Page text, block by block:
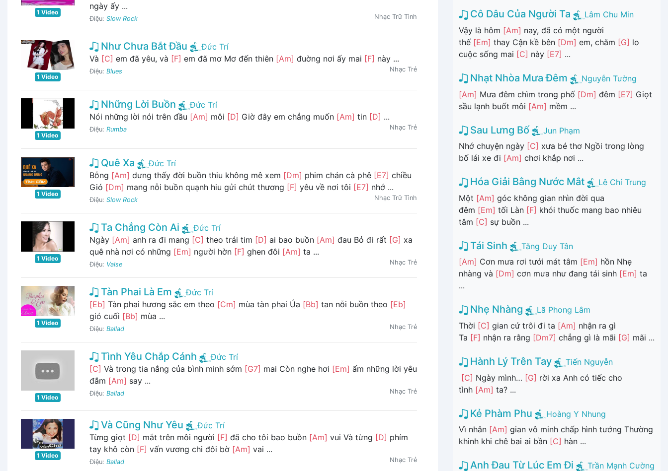
1 Video
ngày ấy ...
Điệu: Slow Rock Nhạc Trữ Tình
1 Video
Như Chưa Bắt Đầu
Đức Trí
Và [C] em đã yêu, và [F] em đã mơ Mơ đến thiên [Am] đuờng nơi ấy mai [F] này ...
Điệu: Blues Nhạc Trẻ
1 Video
Những Lời Buồn
Đức Trí
Nói những lời nói trên đầu [Am] môi [D] Giờ đây em chẳng muốn [Am] tin [D] ...
Điệu: Rumba Nhạc Trẻ
1 Video
Quê Xa
Đức Trí
Bỗng [Am] dưng thấy đời buồn thiu không mê xem [Dm] phim chán cà phê [E7] chiều
Gió [Dm] mang nỗi buồn quạnh hiu gửi chút thương [F] yêu về nơi tôi [E7] nhớ ...
Điệu: Slow Rock Nhạc Trữ Tình
1 Video
Ta Chẳng Còn Ai
Đức Trí
Ngày [Am] anh ra đi mang [C] theo trái tim [D] ai bao buồn [Am] đau Bỏ đi rất [G] xa
quê nhà nơi có những [Em] người hờn [F] ghen đôi [Am] ta ...
Điệu: Valse Nhạc Trẻ
1 Video
Tàn Phai Là Em
Đức Trí
[Eb] Tàn phai hương sắc em theo [Cm] mùa tàn phai Úa [Bb] tan nỗi buồn theo [Eb]
gió cuối [Bb] mùa ...
Điệu: Ballad Nhạc Trẻ
1 Video
Tình Yêu Chắp Cánh
Đức Trí
[C] Và trong tia nắng của bình minh sớm [G7] mai Còn nghe hơi [Em] ấm những lời yêu
đắm [Am] say ...
Điệu: Ballad Nhạc Trẻ
1 Video
Và Cũng Như Yêu
Đức Trí
Từng giọt [D] mắt trên môi người [F] đã cho tôi bao buồn [Am] vui Và từng [D] phím
tay khô còn [F] vấn vương chi đôi bờ [Am] vai ...
Điệu: Ballad Nhạc Trẻ
Cô Dâu Của Người Ta
Lâm Chu Min
Vậy là hôm [Am] nay, đã có một người
thế [Em] thay Cận kề bên [Dm] em, chăm [G] lo
cuộc sống mai [C] này [E7] ...
Nhạt Nhòa Mưa Đêm
Nguyễn Tường
[Am] Mưa đêm chìm trong phố [Dm] đêm [E7] Giọt
sầu lạnh buốt môi [Am] mềm ...
Sau Lưng Bố
Jun Phạm
Nhớ chuyện ngày [C] xưa bé thơ Ngồi trong lòng
bố lái xe đi [Am] chơi khắp nơi ...
Hóa Giải Bằng Nước Mắt
Lê Chí Trung
Một [Am] góc không gian nhìn đời qua
đêm [Em] tối Làn [F] khói thuốc mang bao nhiêu
tâm [C] sự buồn ...
Tái Sinh
Tăng Duy Tân
[Am] Cơn mưa rơi tưới mát tâm [Em] hồn Nhẹ
nhàng và [Dm] cơn mưa như đang tái sinh [Em] ta
...
Nhẹ Nhàng
Lã Phong Lâm
Thời [C] gian cứ trôi đi ta [Am] nhận ra gì
Ta [F] nhận ra rằng [Dm7] chẳng gì là mãi [G] mãi ...
Hành Lý Trên Tay
Tiến Nguyễn
[C] Ngày mình… [G] rời xa Anh có tiếc cho
tình [Am] ta? ...
Kẻ Phàm Phu
Hoàng Y Nhung
Vì nhân [Am] gian vô minh chấp hình tướng Thường
khinh khi chê bai ai bần [C] hàn ...
Anh Đau Từ Lúc Em Đi Trần Mạnh Cường